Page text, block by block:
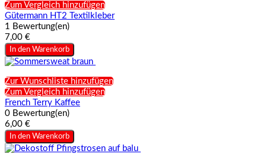
Zum Vergleich hinzufügen
Gütermann HT2 Textilkleber
1 Bewertung(en)
7,00 €
In den Warenkorb
Zur Wunschliste hinzufügen
Zum Vergleich hinzufügen
French Terry Kaffee
0 Bewertung(en)
6,00 €
In den Warenkorb